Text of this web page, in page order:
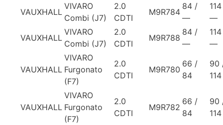
VAUXHALL
VIVARO
Combi (J7)
2.0
CDTI
M9R784
84 /
—
—
VAUXHALL
VIVARO
Combi (J7)
2.0
CDTI
M9R788
84 /
—
—
VAUXHALL
VIVARO
Furgonato
(F7)
2.0
CDTI
M9R780
66 /
84
90
114
VAUXHALL
VIVARO
Furgonato
(F7)
2.0
CDTI
M9R782
66 /
84
90
114